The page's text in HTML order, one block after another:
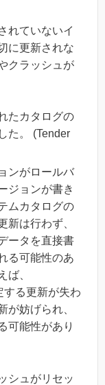
れていないイ
に更新されな
クラッシュが
たカタログの
た。 (Tender
ンがロールバ
ジョンが書き
ムカタログの
新は行わず、
ータを直接書
る可能性のあ
ば、
する更新が失わ
が妨げられ、
可能性があり
シュがリセッ